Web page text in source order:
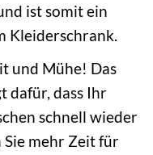
ist somit ein
Kleiderschrank.
und Mühe! Das
dafür, dass Ihr
schnell wieder
Sie mehr Zeit für